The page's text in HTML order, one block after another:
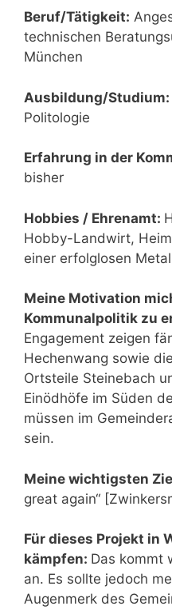
Beruf/Tätigkeit:
technischen
München
Ausbildung/Studium:
Politologie
Erfahrung in der
bisher
Hobbies / Ehrenamt:
Hobby-Landwirt,
einer erfolglosen
Meine Motivation
Kommunalpolitik zu
Engagement zeigen
Hechenwang sowie
Ortsteile Steinebach
Einödhöfe im Süden
müssen im
sein.
Meine wichtigsten
great again“
Für dieses Projekt in
kämpfen: Das kommt
an. Es sollte jedoch
Augenmerk des